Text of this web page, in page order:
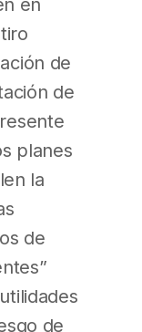
de
de
planes
la
de
de